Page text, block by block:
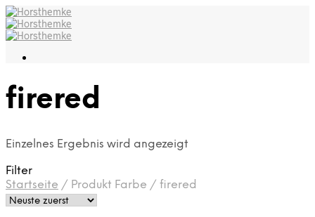
firered
Einzelnes Ergebnis wird angezeigt
Filter
Startseite / Produkt Farbe / firered